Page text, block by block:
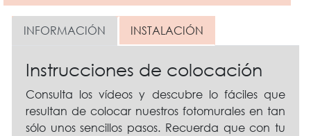
INFORMACIÓN INSTALACIÓN
Instrucciones de colocación
Consulta los vídeos y descubre lo fáciles que
resultan de colocar nuestros fotomurales en tan
sólo unos sencillos pasos. Recuerda que con tu